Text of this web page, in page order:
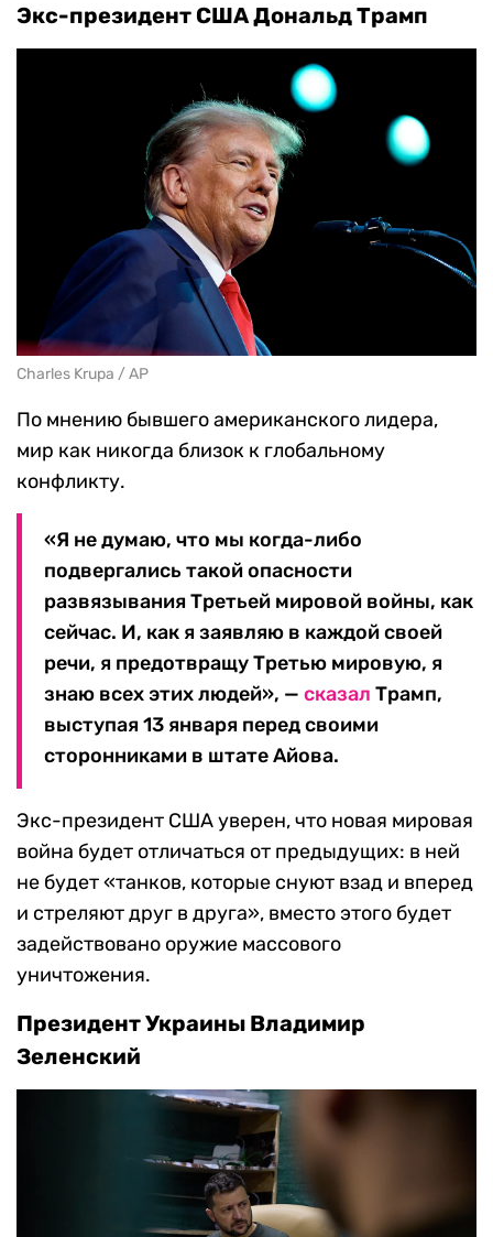
Экс-президент США Дональд Трамп
Charles Krupa / AP
По мнению бывшего американского лидера,
мир как никогда близок к глобальному
конфликту.
«Я не думаю, что мы когда-либо
подвергались такой опасности
развязывания Третьей мировой войны, как
сейчас. И, как я заявляю в каждой своей
речи, я предотвращу Третью мировую, я
знаю всех этих людей», — сказал Трамп,
выступая 13 января перед своими
сторонниками в штате Айова.
Экс-президент США уверен, что новая мировая
война будет отличаться от предыдущих: в ней
не будет «танков, которые снуют взад и вперед
и стреляют друг в друга», вместо этого будет
задействовано оружие массового
уничтожения.
Президент Украины Владимир
Зеленский